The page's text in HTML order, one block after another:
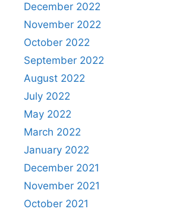
December 2022
November 2022
October 2022
September 2022
August 2022
July 2022
May 2022
March 2022
January 2022
December 2021
November 2021
October 2021